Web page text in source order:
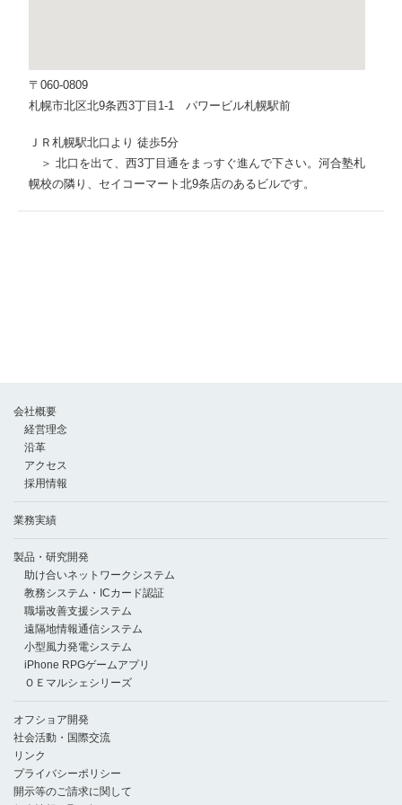
〒060-0809
札幌市北区北9条西3丁目1-1 パワービル札幌駅前
ＪＲ札幌駅北口より 徒歩5分
＞ 北口を出て、西3丁目通をまっすぐ進んで下さい。河合塾札
幌校の隣り、セイコーマート北9条店のあるビルです。
会社概要
経営理念
沿革
アクセス
採用情報
業務実績
製品・研究開発
助け合いネットワークシステム
教務システム・ICカード認証
職場改善支援システム
遠隔地情報通信システム
小型風力発電システム
iPhone RPGゲームアプリ
ＯＥマルシェシリーズ
オフショア開発
社会活動・国際交流
リンク
プライバシーポリシー
開示等のご請求に関して